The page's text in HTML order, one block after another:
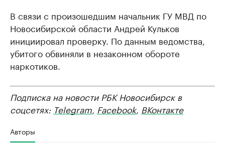
В связи с произошедшим начальник ГУ МВД по
Новосибирской области Андрей Кульков
инициировал проверку. По данным ведомства,
убитого обвиняли в незаконном обороте
наркотиков.
Подписка на новости РБК Новосибирск в
соцсетях: Telegram, Facebook, ВКонтакте
Авторы